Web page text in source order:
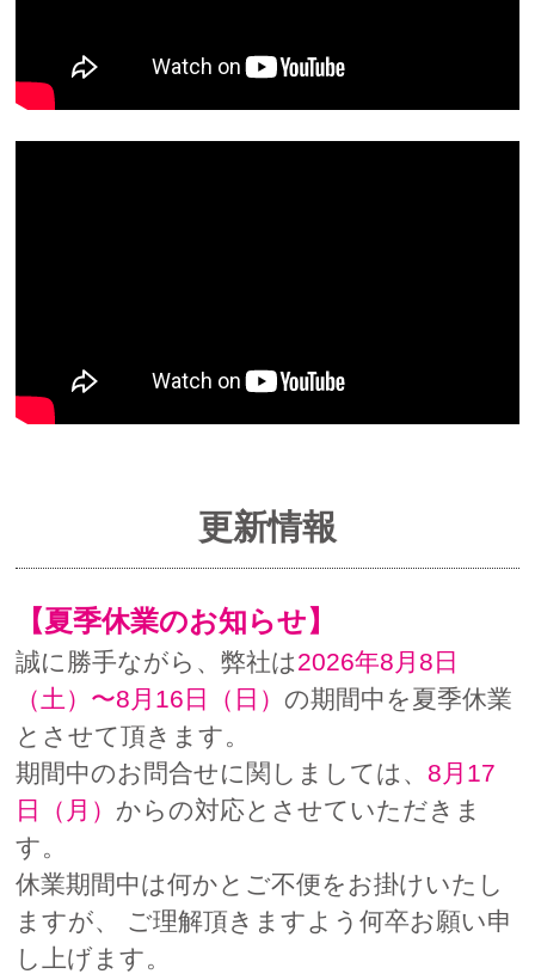
更新情報
【夏季休業のお知らせ】
誠に勝手ながら、弊社は2026年8月8日
（土）〜8月16日（日） の期間中を夏季休業
とさせて頂きます。
期間中のお問合せに関しましては、 8月17
日（月） からの対応とさせていただきま
す。
休業期間中は何かとご不便をお掛けいたし
ますが、 ご理解頂きますよう何卒お願い申
し上げます。